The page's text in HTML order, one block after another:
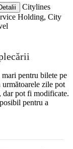
Citylines
Holding, City
pentru bilete pe
următoarele zile pot
dar pot fi modificate.
pentru a